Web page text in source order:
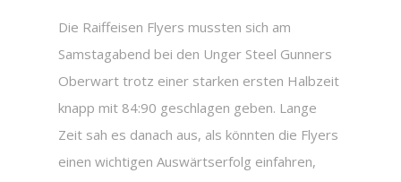
Die Raiffeisen Flyers mussten sich am
Samstagabend bei den Unger Steel Gunners
Oberwart trotz einer starken ersten Halbzeit
knapp mit 84:90 geschlagen geben. Lange
Zeit sah es danach aus, als könnten die Flyers
einen wichtigen Auswärtserfolg einfahren,